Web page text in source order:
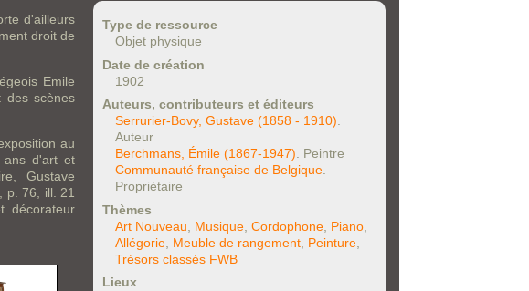
d'ailleurs
droit de
Emile
des scènes
au
ans d'art et
Gustave
p. 76, ill. 21
décorateur
Type de ressource
Objet physique
Date de création
1902
Auteurs, contributeurs et éditeurs
Serrurier-Bovy, Gustave (1858 - 1910).
Auteur
Berchmans, Émile (1867-1947). Peintre
Communauté française de Belgique.
Propriétaire
Thèmes
Art Nouveau
Musique Cordophone Piano
Allégorie Meuble de rangement Peinture
Trésors classés FWB
Lieux